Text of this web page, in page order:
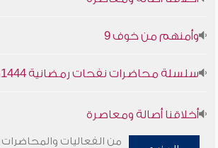
وأمنهم من خوف 9
سلسلة محاضرات نفحات رمضانية 1444هـ
أخلاقنا أصالة ومعاصرة
من الفعاليات والمحاضرات